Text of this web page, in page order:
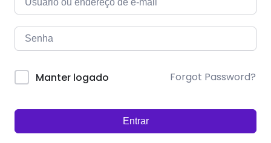
Manter logado Forgot Password?
Entrar